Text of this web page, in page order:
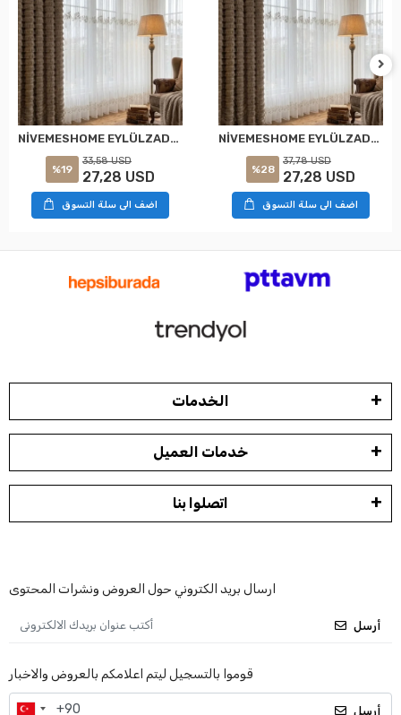
NİVEMESHOME EYLÜLZADE GOLD DETAY 1/2,5 PİLELİ TÜL PERDE APM
%19
33,58 USD
27,28 USD
اضف الى سلة التسوق
NİVEMESHOME EYLÜLZADE GOLD DETAY 1/3 PİLELİ TÜL PERDE APM
%28
37,78 USD
27,28 USD
اضف الى سلة التسوق
الخدمات
خدمات العميل
اتصلوا بنا
ارسال بريد الكتروني حول العروض ونشرات المحتوى
أرسل
قوموا بالتسجيل ليتم اعلامكم بالعروض والاخبار
أرسل